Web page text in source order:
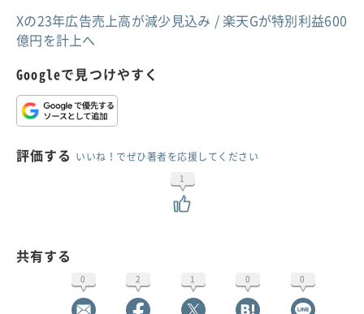
Xの23年広告売上高が減少見込み / 楽天Gが特別利益600
億円を計上へ
Googleで見つけやすく
評価する いいね！でぜひ著者を応援してください
1
共有する
0 2 1 0 0